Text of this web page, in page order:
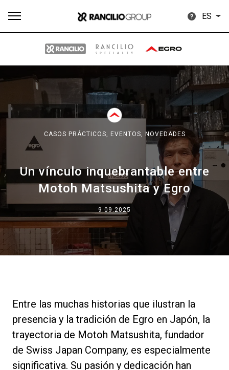
ES
CASOS PRÁCTICOS, EVENTOS, NOVEDADES
Un vínculo inquebrantable entre
Motoh Matsushita y Egro
9.09.2025
Entre las muchas historias que ilustran la
presencia y la tradición de Egro en Japón, la
trayectoria de Motoh Matsushita, fundador
de Swiss Japan Company, es especialmente
significativa. Su pasión y dedicación han
Descargar Más
Our brands
Noticias
Nuestros laboratorios
Sostenibilidad